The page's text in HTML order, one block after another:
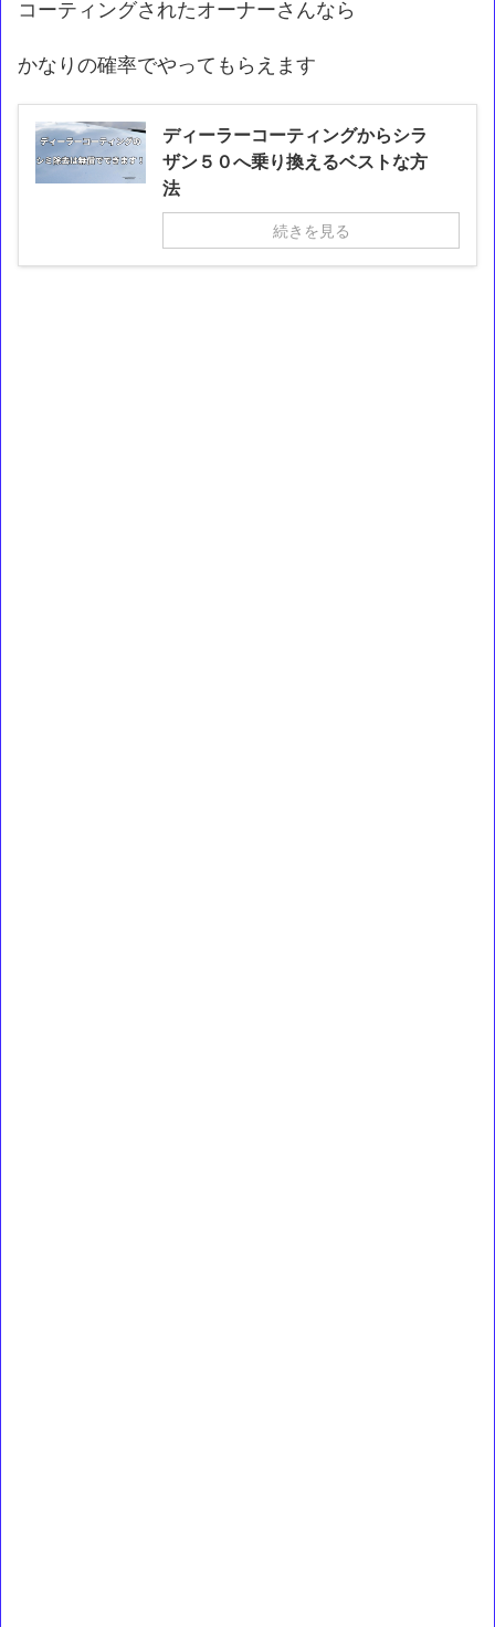
コーティングされたオーナーさんなら
かなりの確率でやってもらえます
ディーラーコーティングからシラ
ザン５０へ乗り換えるベストな方
法
続きを見る